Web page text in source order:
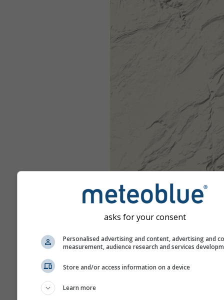
asks for your consent
Personalised advertising and content, advertising and
measurement, audience research and services
Store and/or access information on a device
Learn more